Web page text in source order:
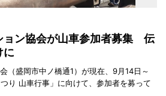
ョン協会が山車参加者募集 伝
に
（盛岡市中ノ橋通1）が現在、9月14日～
り 山車行事」に向けて、参加者を募って